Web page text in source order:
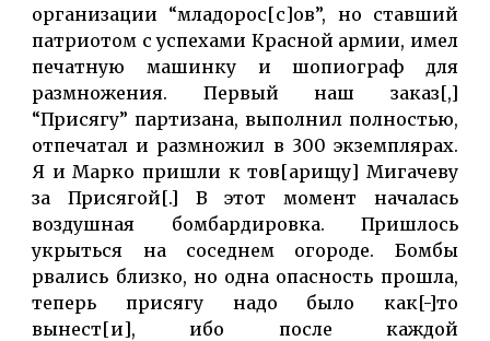
организации “младорос[с]ов”, но ставший
патриотом с успехами Красной армии, имел
печатную машинку и шопиограф для
размножения. Первый наш заказ[,]
“Присягу” партизана, выполнил полностью,
отпечатал и размножил в 300 экземплярах.
Я и Марко пришли к тов[арищу] Мигачеву
за Присягой[.] В этот момент началась
воздушная бомбардировка. Пришлось
укрыться на соседнем огороде. Бомбы
рвались близко, но одна опасность прошла,
теперь присягу надо было как[-]то
вынест[и], ибо после каждой